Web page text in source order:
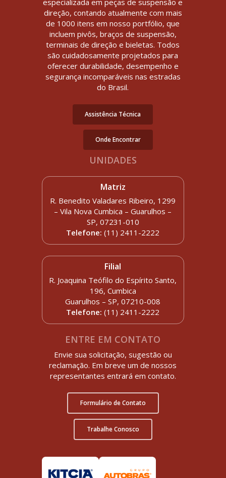
especializada em peças de suspensão e
direção, contando atualmente com mais
de 1000 itens em nosso portfólio, que
incluem pivôs, braços de suspensão,
terminais de direção e bieletas. Todos
são cuidadosamente projetados para
oferecer durabilidade, desempenho e
segurança incomparáveis nas estradas
do Brasil.
Assistência Técnica
Onde Encontrar
UNIDADES
Matriz
R. Benedito Valadares Ribeiro, 1299
– Vila Nova Cumbica – Guarulhos –
SP, 07231-010
Telefone:(11) 2411-2222
Filial
R. Joaquina Teófilo do Espírito Santo,
196, Cumbica
Guarulhos – SP, 07210-008
Telefone: (11) 2411-2222
ENTRE EM CONTATO
Envie sua solicitação, sugestão ou
reclamação. Em breve um de nossos
representantes entrará em contato.
Formulário de Contato
Trabalhe Conosco